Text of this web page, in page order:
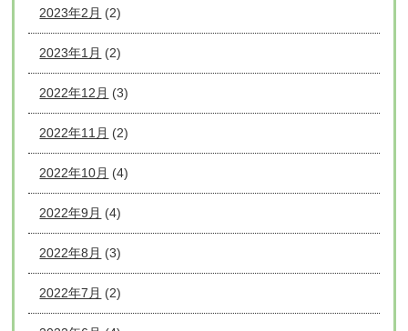
2023年2月 (2)
2023年1月 (2)
2022年12月 (3)
2022年11月 (2)
2022年10月 (4)
2022年9月 (4)
2022年8月 (3)
2022年7月 (2)